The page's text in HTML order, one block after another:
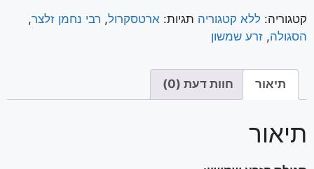
קטגוריה: ללא קטגוריה תגיות: ארטסקרול, רבי נחמן זלצר,
הסגולה, זרע שמשון
תיאור חוות דעת (0)
תיאור